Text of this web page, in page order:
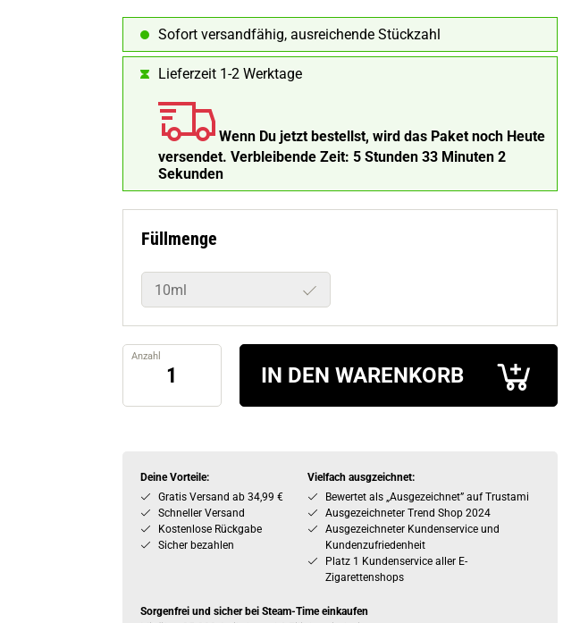
Sofort versandfähig, ausreichende Stückzahl
Lieferzeit 1-2 Werktage
Wenn Du jetzt bestellst, wird das Paket noch Heute
versendet. Verbleibende Zeit: 5 Stunden 33 Minuten 1
Sekunde
Füllmenge
10ml
Anzahl
IN DEN WARENKORB
Deine Vorteile:
Gratis Versand ab 34,99 €
Schneller Versand
Kostenlose Rückgabe
Sicher bezahlen
Vielfach ausgzeichnet:
Bewertet als „Ausgezeichnet” auf Trustami
Ausgezeichneter Trend Shop 2024
Ausgezeichneter Kundenservice und
Kundenzufriedenheit
Platz 1 Kundenservice aller E-
Zigarettenshops
Sorgenfrei und sicher bei Steam-Time einkaufen